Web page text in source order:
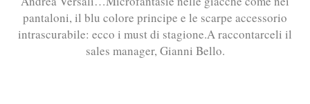
pantaloni, il blu colore principe e le scarpe accessorio
intrascurabile: ecco i must di stagione.A raccontarceli il
sales manager, Gianni Bello.